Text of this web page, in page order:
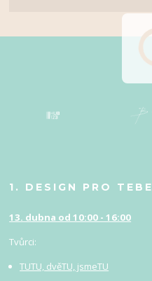
1. DESIGN PRO TEBE
13. dubna od 10:00 - 16:00
Tvůrci:
TUTU, dvěTU, jsmeTU